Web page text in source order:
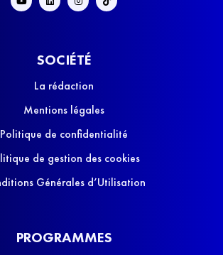
SOCIÉTÉ
La rédaction
Mentions légales
Politique de confidentialité
de gestion des cookies
Générales d’Utilisation
PROGRAMMES